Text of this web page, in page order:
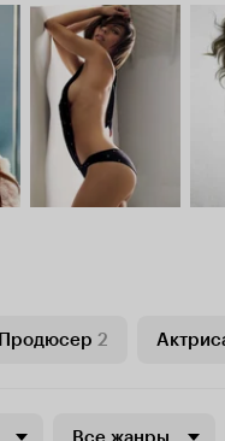
Продюсер 2